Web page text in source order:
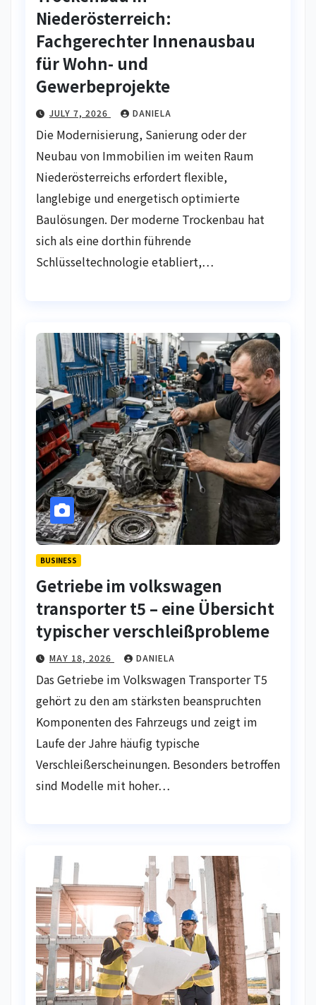
Niederösterreich:
Fachgerechter Innenausbau
für Wohn- und
Gewerbeprojekte
JULY 7, 2026 DANIELA
Die Modernisierung, Sanierung oder der
Neubau von Immobilien im weiten Raum
Niederösterreichs erfordert flexible,
langlebige und energetisch optimierte
Baulösungen. Der moderne Trockenbau hat
sich als eine dorthin führende
Schlüsseltechnologie etabliert,…
BUSINESS
Getriebe im volkswagen
transporter t5 – eine Übersicht
typischer verschleißprobleme
MAY 18, 2026 DANIELA
Das Getriebe im Volkswagen Transporter T5
gehört zu den am stärksten beanspruchten
Komponenten des Fahrzeugs und zeigt im
Laufe der Jahre häufig typische
Verschleißerscheinungen. Besonders betroffen
sind Modelle mit hoher…